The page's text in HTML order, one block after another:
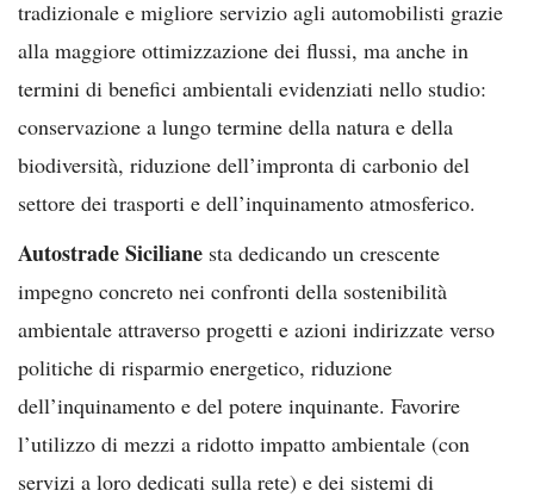
tradizionale e migliore servizio agli automobilisti grazie
alla maggiore ottimizzazione dei flussi, ma anche in
termini di benefici ambientali evidenziati nello studio:
conservazione a lungo termine della natura e della
biodiversità, riduzione dell’impronta di carbonio del
settore dei trasporti e dell’inquinamento atmosferico.
Autostrade Siciliane sta dedicando un crescente
impegno concreto nei confronti della sostenibilità
ambientale attraverso progetti e azioni indirizzate verso
politiche di risparmio energetico, riduzione
dell’inquinamento e del potere inquinante. Favorire
l’utilizzo di mezzi a ridotto impatto ambientale (con
servizi a loro dedicati sulla rete) e dei sistemi di